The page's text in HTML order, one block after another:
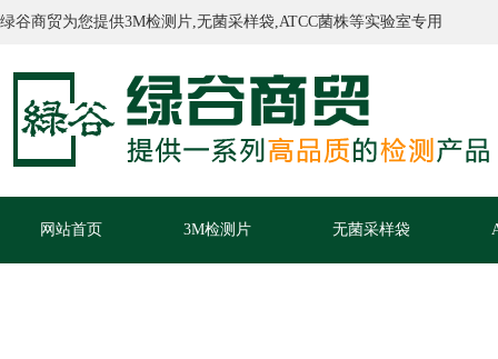
绿谷商贸为您提供3M检测片,无菌采样袋,ATCC菌株等实验室专用
网站首页 3M检测片 无菌采样袋